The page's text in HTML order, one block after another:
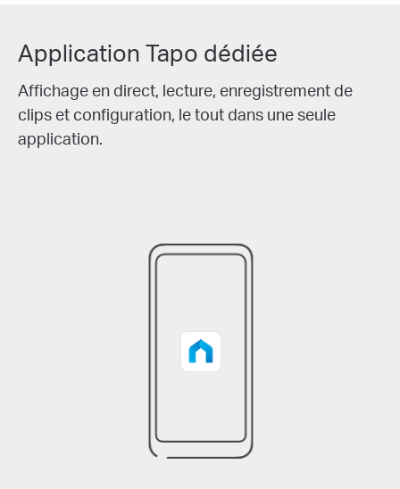
Application Tapo dédiée
Affichage en direct, lecture, enregistrement de
clips et configuration, le tout dans une seule
application.